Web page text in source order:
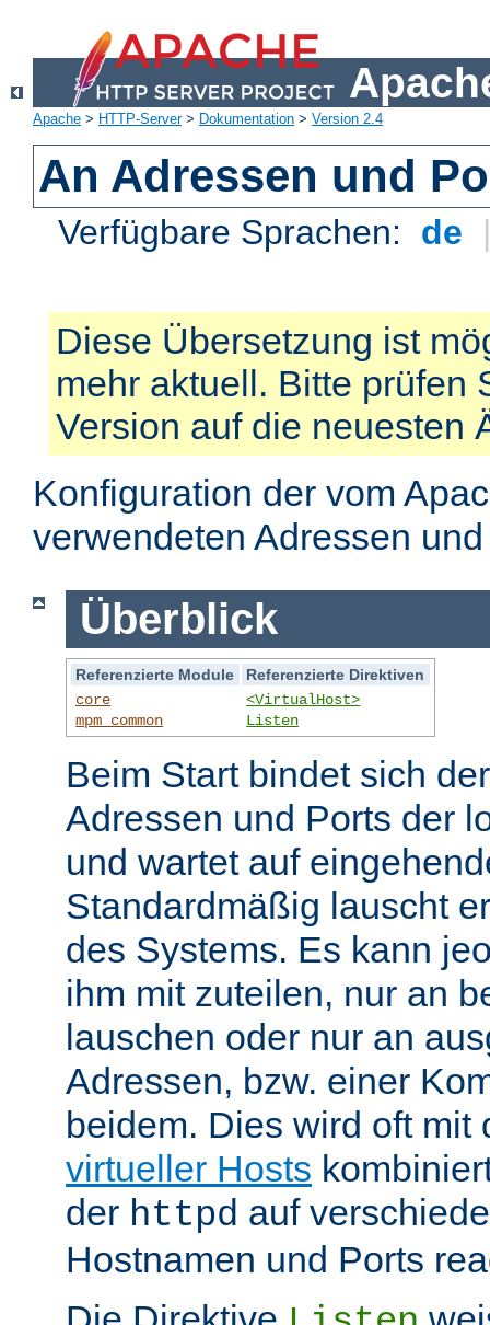
Apache > HTTP-Server> Dokumentation > Version 2.4
An Adressen und
Verfügbare Sprachen: de
Diese Übersetzung ist
mehr aktuell. Bitte prüfen
Version auf die neuesten
Konfiguration der vom
verwendeten Adressen
Überblick
Referenzierte Module
Referenzierte Direktiven
core
mpm_common
<VirtualHost>
Listen
Beim Start bindet sich
Adressen und Ports der
und wartet auf
Standardmäßig lauscht
des Systems. Es kann
ihm mit zuteilen, nur an
lauschen oder nur an
Adressen, bzw. einer
beidem. Dies wird oft mit
virtueller Hosts
der httpd auf
Hostnamen und Ports